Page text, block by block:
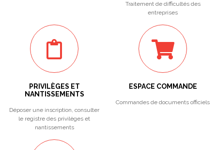
Traitement de difficultés des
entreprises
PRIVILÈGES ET
NANTISSEMENTS
Déposer une inscription, consulter
le registre des privilèges et
nantissements
ESPACE COMMANDE
Commandes de documents officiels